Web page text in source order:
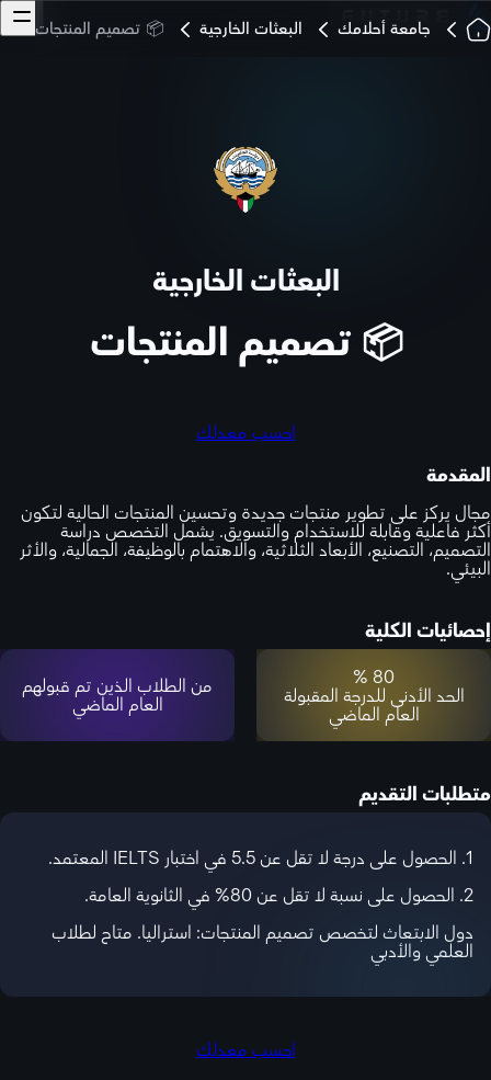
جامعة أحلامك البعثات الخارجية 📦 تصميم المنتجات
البعثات الخارجية
📦 تصميم المنتجات
احسب معدلك
المقدمة
مجال يركز على تطوير منتجات جديدة وتحسين المنتجات الحالية لتكون
أكثر فاعلية وقابلة للاستخدام والتسويق. يشمل التخصص دراسة
التصميم، التصنيع، الأبعاد الثلاثية، والاهتمام بالوظيفة، الجمالية، والأثر
البيئي.
إحصائيات الكلية
80 %
الحد الأدنى للدرجة المقبولة
العام الماضي
من الطلاب الذين تم قبولهم
العام الماضي
متطلبات التقديم
1. الحصول على درجة لا تقل عن 5.5 في اختبار IELTS المعتمد.
2. الحصول على نسبة لا تقل عن 80% في الثانوية العامة.
دول الابتعاث لتخصص تصميم المنتجات: استراليا. متاح لطلاب
العلمي والأدبي
احسب معدلك